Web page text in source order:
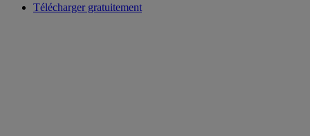
Télécharger gratuitement